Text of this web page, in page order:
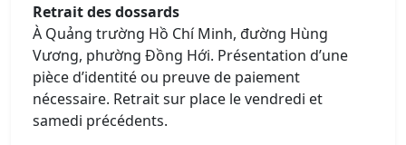
Retrait des dossards
À Quảng trường Hồ Chí Minh, đường Hùng
Vương, phường Đồng Hới. Présentation d’une
pièce d’identité ou preuve de paiement
nécessaire. Retrait sur place le vendredi et
samedi précédents.